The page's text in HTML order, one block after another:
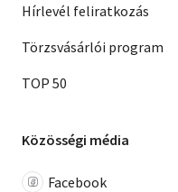
Hírlevél feliratkozás
Törzsvásárlói program
TOP 50
Közösségi média
Facebook